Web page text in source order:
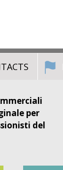
per
del